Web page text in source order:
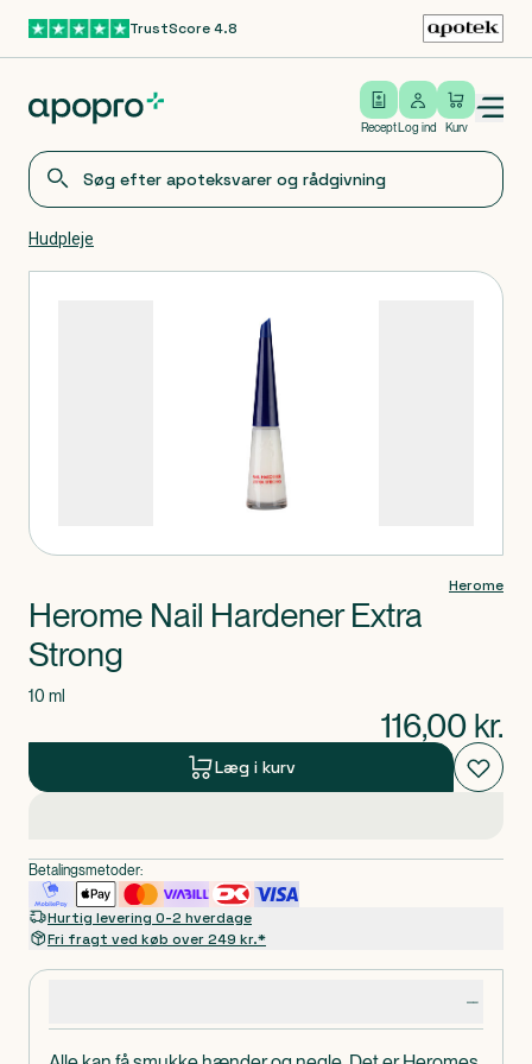
Gå til hovedindholdTrustScore 4.8
Recept
Log ind
Log ind Kurv
Open/close menu
Hudpleje
Herome
Herome Nail Hardener Extra
Strong
10 ml
116,00 kr.
Læg i kurv
Betalingsmetoder:
Hurtig levering 0-2 hverdage
Fri fragt ved køb over 249 kr.*